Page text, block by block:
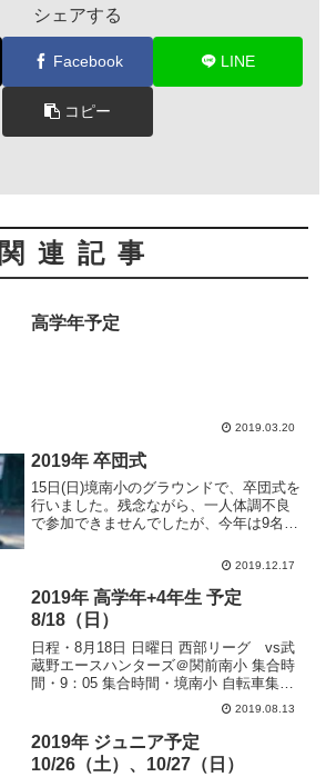
シェアする
Facebook LINE
コピー
関連記事
高学年予定
2019.03.20
2019年 卒団式
15日(日)境南小のグラウンドで、卒団式を
行いました。残念ながら、一人体調不良
で参加できませんでしたが、今年は9名が
ュニアだけでなく、昨年卒団したOBも駆
門出を祝うこと...
2019.12.17
2019年 高学年+4年生 予定
8/18（日）
日程・8月18日 日曜日 西部リーグ vs武
蔵野エースハンターズ＠関前南小 集合時
間・9：05 集合時間・境南小 自転車集合
2019.08.13
2019年 ジュニア予定
10/26（土）、10/27（日）